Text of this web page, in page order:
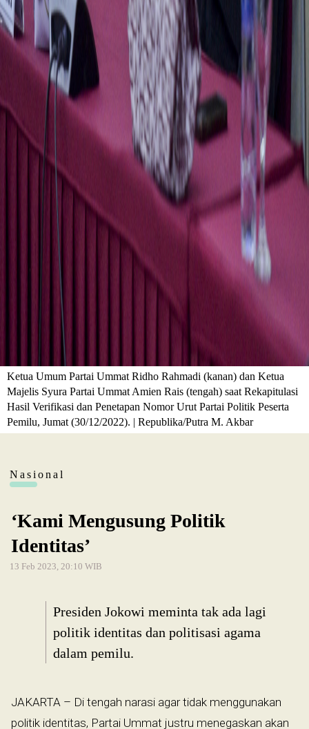
Ketua Umum Partai Ummat Ridho Rahmadi (kanan) dan Ketua
Majelis Syura Partai Ummat Amien Rais (tengah) saat Rekapitulasi
Hasil Verifikasi dan Penetapan Nomor Urut Partai Politik Peserta
Pemilu, Jumat (30/12/2022). | Republika/Putra M. Akbar
Nasional
‘Kami Mengusung Politik
Identitas’
13 Feb 2023, 20:10 WIB
Presiden Jokowi meminta tak ada lagi
politik identitas dan politisasi agama
dalam pemilu.
JAKARTA – Di tengah narasi agar tidak menggunakan
politik identitas, Partai Ummat justru menegaskan akan